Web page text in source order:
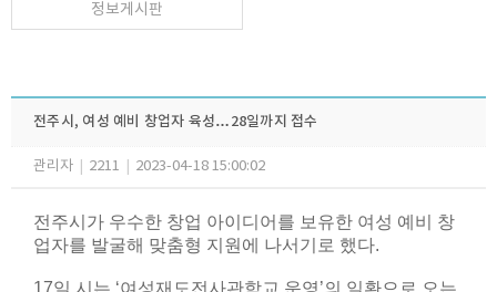
정보게시판
전주시, 여성 예비 창업자 육성…28일까지 접수
관리자 2211 2023-04-18 15:00:02
전주시가 우수한 창업 아이디어를 보유한 여성 예비 창
업자를 발굴해 맞춤형 지원에 나서기로 했다.
17일 시는 ‘여성재도전사관학교 운영’의 일환으로 오는